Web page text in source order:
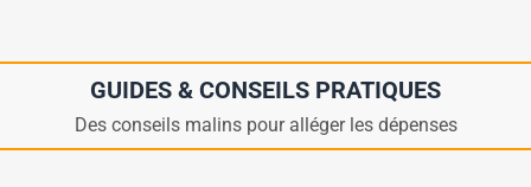
GUIDES & CONSEILS PRATIQUES
Des conseils malins pour alléger les dépenses